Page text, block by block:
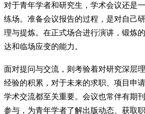
对于青年学者和研究生，学术会议还是
练场。准备会议报告的过程，是对自己
理与提炼。在正式场合进行演讲，锻炼
达和临场应变的能力。
面对提问与交流，则考验着对研究深层
经验的积累，对于未来的求职、项目申
学术交流都至关重要。会议也常伴有期
参与，为青年学者了解出版动态、获取